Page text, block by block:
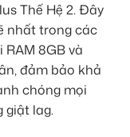
Thế Hệ 2. Đây
nhất trong các
8GB và
đảm bảo khả
chóng mọi
giật lag.